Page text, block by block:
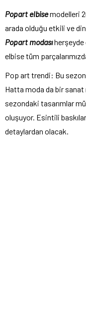
Popart elbisemodelleri
arada olduğu etkili ve
Popart modası
elbise tüm
Pop art trendi: Bu
Hatta moda da bir sanat
sezondaki tasarımlar
oluşuyor. Esintili
detaylardan olacak.